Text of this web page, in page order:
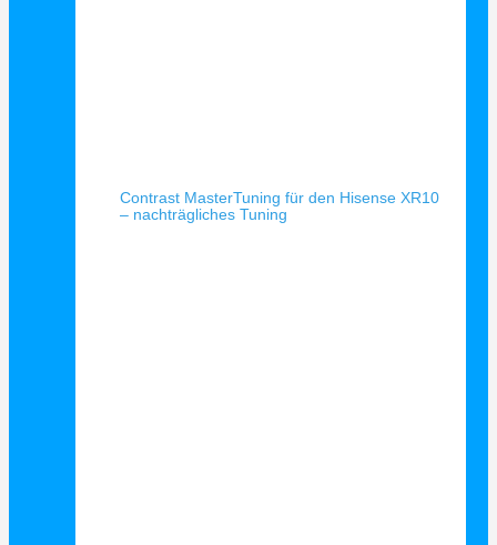
Contrast MasterTuning für den Hisense XR10
– nachträgliches Tuning